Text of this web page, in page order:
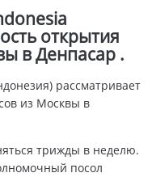
открытия
в Денпасар .
рассматривает
из Москвы в
трижды в неделю.
посол